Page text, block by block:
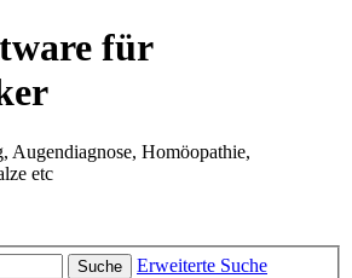
für
Augendiagnose, Homöopathie,
etc
Suche Erweiterte Suche